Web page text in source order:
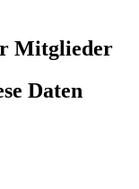
Mitglieder
Daten